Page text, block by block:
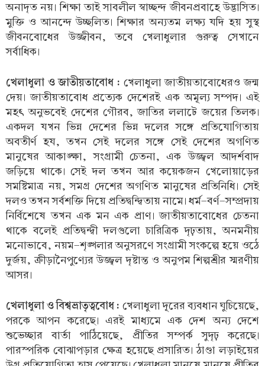
অনাদৃত নয়। শিক্ষা তাই সাবলীল স্বাচ্ছন্দ জীবনপ্রবাহে উদ্ভাসিত।
মুক্তি ও আনন্দে উচ্ছলিত। শিক্ষার অন্যতম লক্ষ্য যদি হয় সুস্থ
জীবনবোধের উজ্জীবন, তবে খেলাধুলার গুরুত্ব সেখানে
সর্বাধিক।
খেলাধুলা ও জাতীয়তাবোধ : খেলাধুলা জাতীয়তাবোধেরও জন্ম
দেয়। জাতীয়তাবোধ প্রত্যেক দেশেরই এক অমূল্য সম্পদ। এই
মহৎ অনুভবেই দেশের গৌরব, জাতির ললাটে জয়ের তিলক।
একদল যখন ভিন্ন দেশের ভিন্ন দলের সঙ্গে প্রতিযোগিতায়
অবতীর্ণ হয, তখন সেই দলের সঙ্গে সেই দেশের অগণিত
মানুষের আকাঙ্ক্ষা, সংগ্রামী চেতনা, এক উজ্জ্বল আদর্শবাদ
জড়িয়ে থাকে। সেই দল তখন আর কয়েকজন খেলোয়াড়ের
সমষ্টিমাত্র নয়, সমগ্র দেশের অগণিত মানুষের প্রতিনিধি। সেই
দলও তখন সর্বশক্তি দিয়ে প্রতিদ্বন্দ্বিতায় নামে। ধর্ম-বর্ণ-সম্প্রদায়
নির্বিশেষে তখন এক মন এক প্রাণ। জাতীয়তাবোধের চেতনা
থাকে বলেই প্রতিদ্বন্দ্বী দলগুলো চারিত্রিক দৃঢ়তায়, অনমনীয়
মনোভাবে, নয়ম-শৃঙ্খলার অনুসরণে সংগ্রামী সংকল্পে হয়ে ওঠে
দুর্জয়, ক্রীড়ানৈপুণ্যের উজ্জ্বল দৃষ্টান্ত ও অনুপম শিল্পশ্রীর স্মরণীয়
আসর।
খেলাধুলা ও বিশ্বভ্রাতৃত্ববোধ : খেলাধুলা দূরের ব্যবধান ঘুচিয়েছে,
পরকে আপন করেছে। এরই মাধ্যমে এক দেশ অন্য দেশে
শুভেচ্ছার বার্তা পাঠিয়েছে, প্রীতির সম্পর্ক সুদৃঢ় করেছে।
পারস্পরিক বোঝাপড়ার ক্ষেত্র হয়েছে প্রসারিত। ঠাণ্ডা লড়াইয়ের